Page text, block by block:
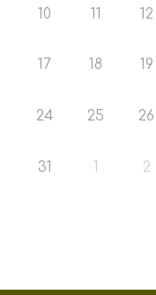
10 11 12
17 18 19
24 25 26
31 1 2